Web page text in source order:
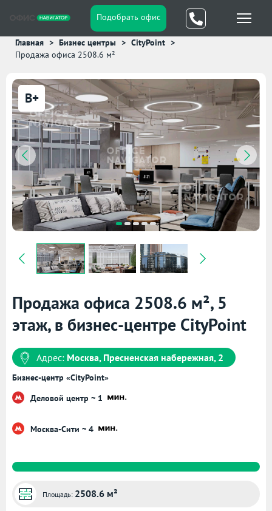
Подобрать офис
Главная Бизнес центры
CityPoint
Продажа офиса 2508.6 м²
B+
Продажа офиса 2508.6 м², 5
этаж, в бизнес-центре CityPoint
Адрес: Москва, Пресненская набережная, 2
Бизнес-центр «CityPoint»
Деловой центр ~ 1
Москва-Сити ~ 4
Площадь: 2508.6 м²